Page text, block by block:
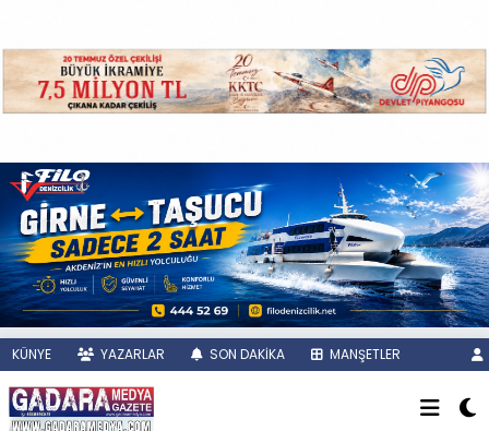
KÜNYE YAZARLAR SON DAKİKA MANŞETLER